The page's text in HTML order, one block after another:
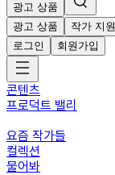
광고 상품
광고 상품
작가 지원
로그인
회원가입
콘텐츠
프로덕트 밸리
요즘 작가들
컬렉션
물어봐